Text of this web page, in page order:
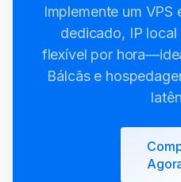
Implemente um VPS
dedicado, IP
flexível por
Bálcãs e